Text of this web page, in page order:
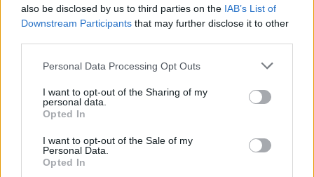
also be disclosed by us to third parties on the IAB’s List of
Downstream Participants that may further disclose it to other
Personal Data Processing Opt Outs
I want to opt-out of the Sharing of my
personal data.
Opted In
I want to opt-out of the Sale of my
Personal Data.
Opted In
Předchozí článek
Policie v Brdech řešila méně
přestupků než o rok dříve,
Hornické muzeum Příbram